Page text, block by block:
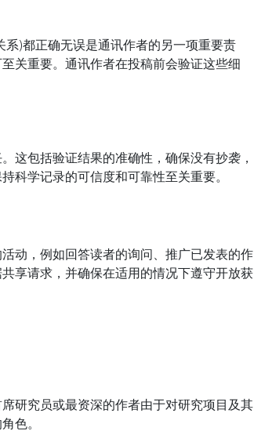
)都正确无误是通讯作者的另一项重要责
关重要。通讯作者在投稿前会验证这些细
包括验证结果的准确性，确保没有抄袭，
科学记录的可信度和可靠性至关重要。
，例如回答读者的询问、推广已发表的作
享请求，并确保在适用的情况下遵守开放获
究员或最资深的作者由于对研究项目及其
色。